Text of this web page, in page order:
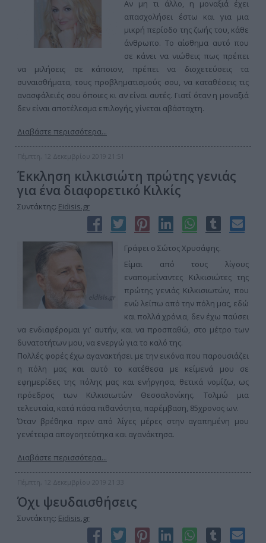
Αν μη τι άλλο, η μοναξιά έχει
απασχολήσει έστω και για μια
μικρή περίοδο της ζωής του, κάθε
άνθρωπο. Το αίσθημα αυτό που
σε κάνει να νιώθεις πως πρέπει
να μιλήσεις σε κάποιον, πρέπει να διοχετεύσεις τα
συναισθήματα, τους προβληματισμούς σου, να καταθέσεις τις
ανασφάλειές σου όποιες κι αν είναι αυτές. Γιατί όταν η μοναξιά
δεν είναι αποτέλεσμα επιλογής, γίνεται αβάσταχτη.
Διαβάστε περισσότερα...
Πέμπτη, 12 Δεκεμβρίου 2019 21:51
Έκκληση κιλκισιώτη πρώτης γενιάς
για ένα διαφορετικό Κιλκίς
Συντάκτης: Eidisis.gr
Γράφει ο Σώτος Χρυσάφης.
Είμαι από τους λίγους
εναπομείναντες Κιλκισιώτες της
πρώτης γενιάς Κιλκισιωτών, που
ενώ λείπω από την πόλη μας, εδώ
και πολλά χρόνια, δεν έχω παύσει
να ενδιαφέρομαι γι’ αυτήν, και να προσπαθώ, στο μέτρο των
δυνατοτήτων μου, να ενεργώ για το καλό της.
Πολλές φορές έχω αγανακτήσει με την εικόνα που παρουσιάζει
η πόλη μας και αυτό το κατέθεσα με κείμενά μου σε
εφημερίδες της πόλης μας και ενήργησα, θετικά νομίζω, ως
πρόεδρος των Κιλκισιωτών Θεσσαλονίκης. Τολμώ μια
τελευταία, κατά πάσα πιθανότητα, παρέμβαση, 85χρονος ων.
Όταν βρέθηκα πριν από λίγες μέρες στην αγαπημένη μου
γενέτειρα απογοητεύτηκα και αγανάκτησα.
Διαβάστε περισσότερα...
Πέμπτη, 12 Δεκεμβρίου 2019 21:33
Όχι ψευδαισθήσεις
Συντάκτης: Eidisis.gr